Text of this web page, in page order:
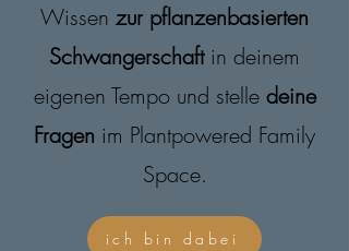
Wissen zur pflanzenbasierten
Schwangerschaft in deinem
eigenen Tempo und stelle deine
Fragen im Plantpowered Family
Space.
ich bin dabei